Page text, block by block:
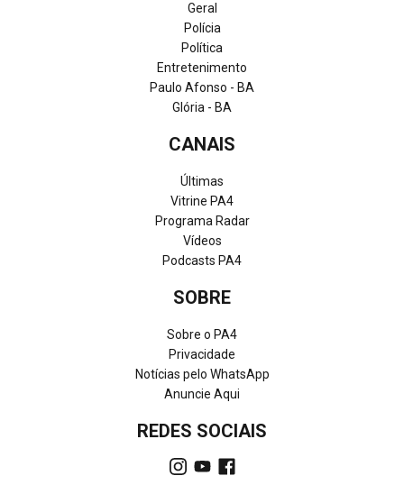
Geral
Polícia
Política
Entretenimento
Paulo Afonso - BA
Glória - BA
CANAIS
Últimas
Vitrine PA4
Programa Radar
Vídeos
Podcasts PA4
SOBRE
Sobre o PA4
Privacidade
Notícias pelo WhatsApp
Anuncie Aqui
REDES SOCIAIS